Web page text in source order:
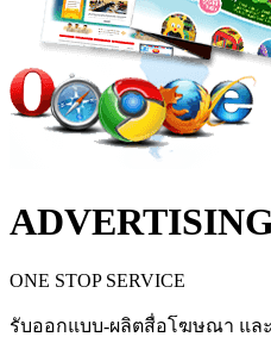
ONE STOP SERVICE
รับออกแบบ-ผลิตสื่อโฆษณา แ